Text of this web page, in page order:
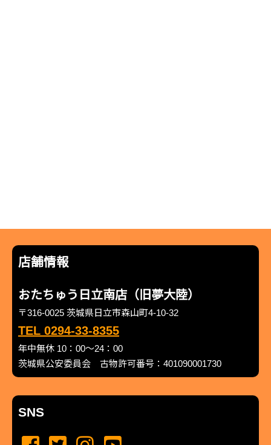
店舗情報
おたちゅう日立南店（旧夢大陸）
〒316-0025 茨城県日立市森山町4-10-32
TEL 0294-33-8355
年中無休 10：00～24：00
茨城県公安委員会 古物許可番号：401090001730
SNS